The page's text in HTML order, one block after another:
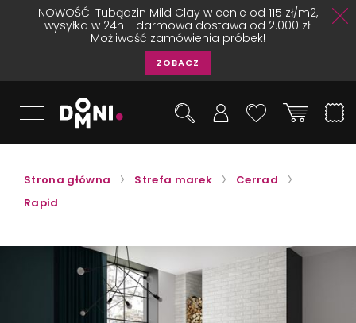
NOWOŚĆ! Tubądzin Mild Clay w cenie od 115 zł/m2,
wysyłka w 24h - darmowa dostawa od 2.000 zł!
Możliwość zamówienia próbek!
ZOBACZ
Strona główna Strefa marek
Cerrad
Rapid